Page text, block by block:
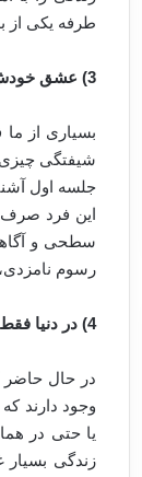
طرفه یکی از
3) عشق خودش باهاش میاد!
بسیاری از
شیفتگی
جلسه اول
این فرد
رسوم نامزدی،
4) در دنیا فقط یک نفر جفت مناسب هر شخصی وجود دارد.
در حال حاضر
وجود دارند
یا حتی در
زندگی بسیار